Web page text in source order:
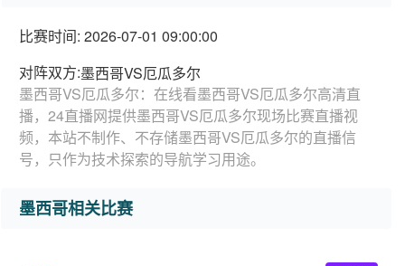
比赛时间: 2026-07-01 09:00:00
对阵双方:墨西哥VS厄瓜多尔
墨西哥VS厄瓜多尔：在线看墨西哥VS厄瓜多尔高清直
播，24直播网提供墨西哥VS厄瓜多尔现场比赛直播视
频，本站不制作、不存储墨西哥VS厄瓜多尔的直播信
号，只作为技术探索的导航学习用途。
墨西哥相关比赛